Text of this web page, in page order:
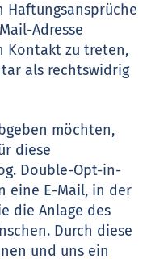
Adresse
Kontakt zu treten,
als rechtswidrig
möchten,
diese
Double-Opt-in-
eine E-Mail, in der
die Anlage des
Durch diese
und uns ein